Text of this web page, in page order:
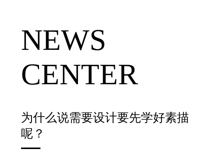
NEWS
CENTER
为什么说需要设计要先学好素描
呢？